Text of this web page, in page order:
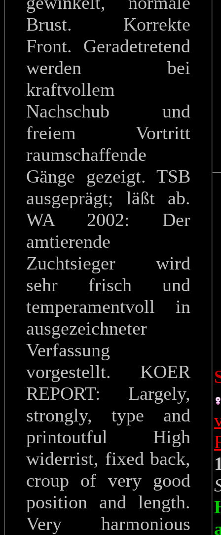
Brust. Korrekte
Front. Geradetretend
werden bei
kraftvollem
Nachschub und
freiem Vortritt
raumschaffende
Gänge gezeigt. TSB
ausgeprägt; läßt ab.
WA 2002: Der
amtierende
Zuchtsieger wird
sehr frisch und
temperamentvoll in
ausgezeichneter
Verfassung
vorgestellt. KOER
REPORT: Largely,
strongly, type and
printoutful High
widerrist, fixed back,
croup of very good
position and length.
Very harmonious